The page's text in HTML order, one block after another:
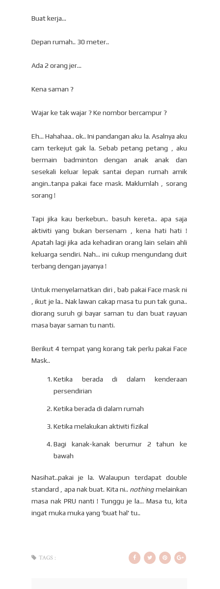
Buat kerja...
Depan rumah.. 30 meter..
Ada 2 orang jer...
Kena saman ?
Wajar ke tak wajar ? Ke nombor bercampur ?
Eh... Hahahaa.. ok.. Ini pandangan aku la. Asalnya aku
cam terkejut gak la. Sebab petang petang , aku
bermain badminton dengan anak anak dan
sesekali keluar lepak santai depan rumah amik
angin..tanpa pakai face mask. Maklumlah , sorang
sorang !
Tapi jika kau berkebun.. basuh kereta.. apa saja
aktiviti yang bukan bersenam , kena hati hati !
Apatah lagi jika ada kehadiran orang lain selain ahli
keluarga sendiri. Nah... ini cukup mengundang duit
terbang dengan jayanya !
Untuk menyelamatkan diri , bab pakai Face mask ni
, ikut je la.. Nak lawan cakap masa tu pun tak guna..
diorang suruh gi bayar saman tu dan buat rayuan
masa bayar saman tu nanti.
Berikut 4 tempat yang korang tak perlu pakai Face
Mask..
Ketika berada di dalam kenderaan
persendirian
Ketika berada di dalam rumah
Ketika melakukan aktiviti fizikal
Bagi kanak-kanak berumur 2 tahun ke
bawah
Nasihat..pakai je la. Walaupun terdapat double
standard , apa nak buat. Kita ni.. nothingmelainkan
masa nak PRU nanti ! Tunggu je la... Masa tu, kita
ingat muka muka yang 'buat hal' tu..
TAGS :